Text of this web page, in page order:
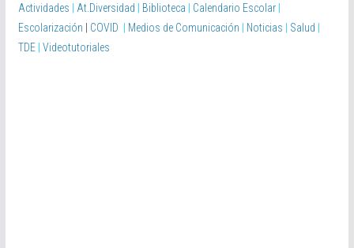
Actividades | At.Diversidad | Biblioteca | Calendario Escolar |
Escolarización | COVID | Medios de Comunicación | Noticias | Salud |
TDE | Videotutoriales